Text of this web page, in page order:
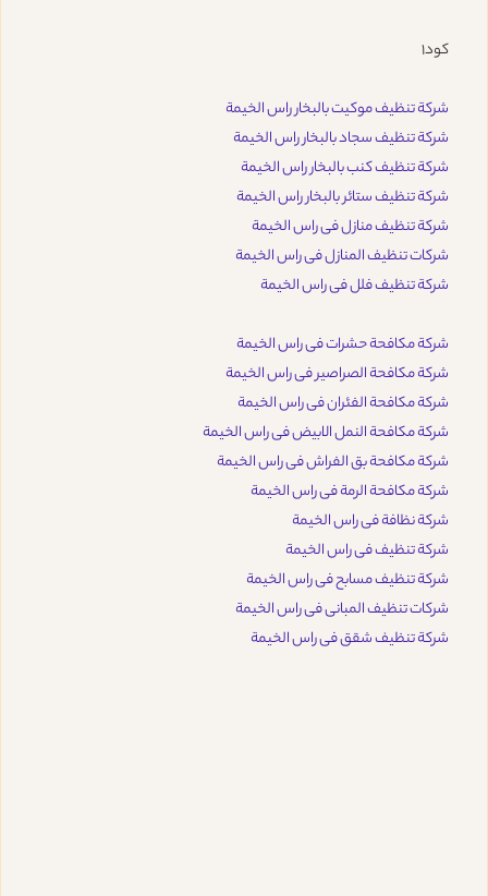
كود1
شركة تنظيف موكيت بالبخار راس الخيمة
شركة تنظيف سجاد بالبخار راس الخيمة
شركة تنظيف كنب بالبخار راس الخيمة
شركة تنظيف ستائر بالبخار راس الخيمة
شركة تنظيف منازل فى راس الخيمة
شركات تنظيف المنازل فى راس الخيمة
شركة تنظيف فلل فى راس الخيمة
شركة مكافحة حشرات فى راس الخيمة
شركة مكافحة الصراصير فى راس الخيمة
شركة مكافحة الفئران فى راس الخيمة
شركة مكافحة النمل الابيض فى راس الخيمة
شركة مكافحة بق الفراش فى راس الخيمة
شركة مكافحة الرمة فى راس الخيمة
شركة نظافة فى راس الخيمة
شركة تنظيف فى راس الخيمة
شركة تنظيف مسابح فى راس الخيمة
شركات تنظيف المبانى فى راس الخيمة
شركة تنظيف شقق فى راس الخيمة